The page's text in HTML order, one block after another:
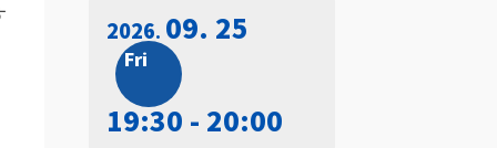
2026 09. 25
Fri
19:30 - 20:00